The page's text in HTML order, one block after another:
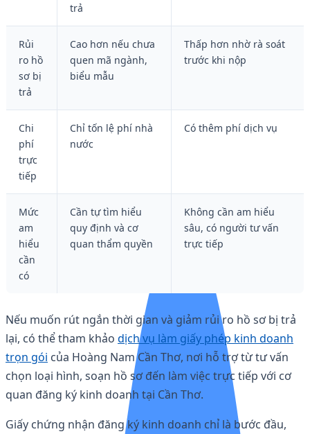
trả
Rủi
ro hồ
sơ bị
trả
Cao hơn nếu chưa
quen mã ngành,
biểu mẫu
Thấp hơn nhờ rà soát
trước khi nộp
Chi
phí
trực
tiếp
Chỉ tốn lệ phí nhà
nước
Có thêm phí dịch vụ
Mức
am
hiểu
cần
có
Cần tự tìm hiểu
quy định và cơ
quan thẩm quyền
Không cần am hiểu
sâu, có người tư vấn
trực tiếp
Nếu muốn rút ngắn thời gian và giảm rủi ro hồ sơ bị trả
lại, có thể tham khảo dịch vụ làm giấy phép kinh doanh
trọn gói của Hoàng Nam Cần Thơ, nơi hỗ trợ từ tư vấn
chọn loại hình, soạn hồ sơ đến làm việc trực tiếp với cơ
quan đăng ký kinh doanh tại Cần Thơ.
Giấy chứng nhận đăng ký kinh doanh chỉ là bước đầu,